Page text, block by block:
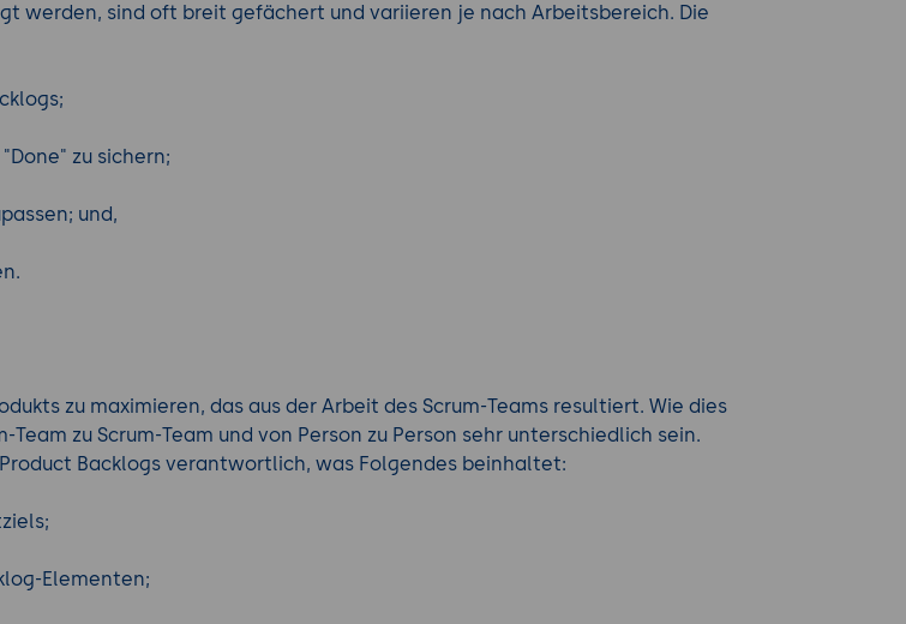
werden, sind oft breit gefächert und variieren je nach Arbeitsbereich. Die
zu sichern;
und,
zu maximieren, das aus der Arbeit des Scrum-Teams resultiert. Wie dies
zu Scrum-Team und von Person zu Person sehr unterschiedlich sein.
Backlogs verantwortlich, was Folgendes beinhaltet:
Elementen;